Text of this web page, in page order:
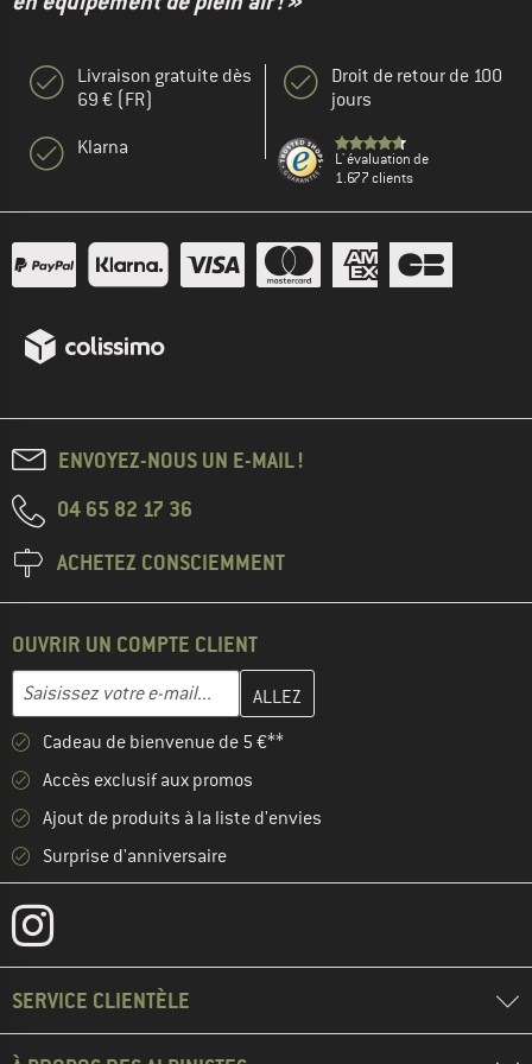
Livraison gratuite dès
69 € (FR)
Klarna
Droit de retour de 100
jours
L' évaluation de
1.677 clients
ENVOYEZ-NOUS UN E-MAIL !
04 65 82 17 36
ACHETEZ CONSCIEMMENT
OUVRIR UN COMPTE CLIENT
Adresse e-mail
Entrez votre adresse e-mail ici et créez votre compte client à la
Cadeau de bienvenue de 5 €**
Accès exclusif aux promos
Ajout de produits à la liste d'envies
Surprise d'anniversaire
SERVICE CLIENTÈLE